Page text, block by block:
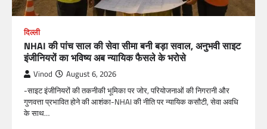
दिल्ली
NHAI की पांच साल की सेवा सीमा बनी बड़ा सवाल, अनुभवी साइट
इंजीनियरों का भविष्य अब न्यायिक फैसले के भरोसे
Vinod August 6, 2026
-साइट इंजीनियरों की तकनीकी भूमिका पर जोर, परियोजनाओं की निगरानी और
गुणवत्ता प्रभावित होने की आशंका-NHAI की नीति पर न्यायिक कसौटी, सेवा अवधि
के साथ…